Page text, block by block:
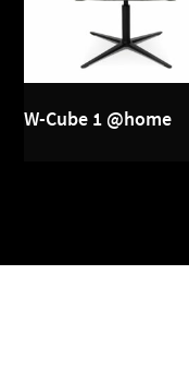
W-Cube 1 @home